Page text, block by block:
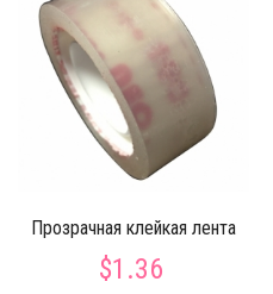
Прозрачная клейкая лента
$1.36